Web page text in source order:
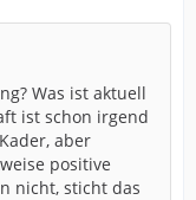
Was ist aktuell
ist schon irgend
aber
positive
nicht, sticht das